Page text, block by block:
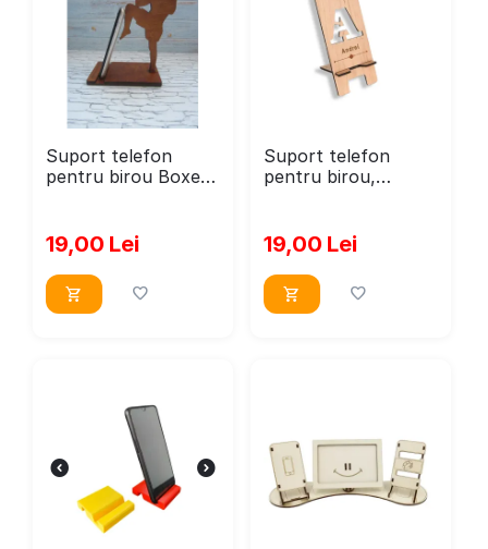
Suport telefon
pentru birou Boxer,
17x15cm
19,00 Lei
Suport telefon
pentru birou,
Dimensiune
16x9.6cm
19,00 Lei